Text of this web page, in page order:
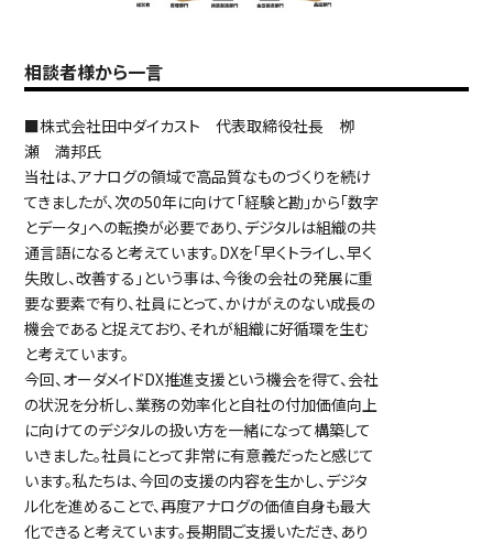
相談者様から一言
■株式会社田中ダイカスト 代表取締役社長 栁
瀬 満邦氏
当社は、アナログの領域で高品質なものづくりを続け
てきましたが、次の50年に向けて「経験と勘」から「数字
とデータ」への転換が必要であり、デジタルは組織の共
通言語になると考えています。DXを「早くトライし、早く
失敗し、改善する」という事は、今後の会社の発展に重
要な要素で有り、社員にとって、かけがえのない成長の
機会であると捉えており、それが組織に好循環を生む
と考えています。
今回、オーダメイドDX推進支援という機会を得て、会社
の状況を分析し、業務の効率化と自社の付加価値向上
に向けてのデジタルの扱い方を一緒になって構築して
いきました。社員にとって非常に有意義だったと感じて
います。私たちは、今回の支援の内容を生かし、デジタ
ル化を進めることで、再度アナログの価値自身も最大
化できると考えています。長期間ご支援いただき、あり